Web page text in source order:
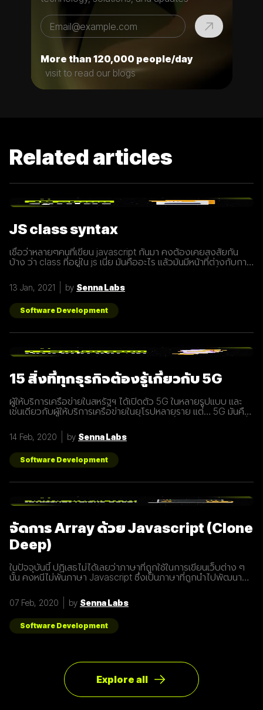
More than 120,000 people/day
visit to read our blogs
Related articles
JS class syntax
เชื่อว่าหลายๆคนที่เขียน javascript กันมา คงต้องเคยสงสัยกัน
บ้าง ว่า class ที่อยู่ใน js เนี่ย มันคืออะไร แล้วมันมีหน้าที่ต่างกับการ
กว่า class เปรียบเสมือนกับ blueprint หรือแบบพิมพ์เขียว ที่
สามารถนำไปสร้างเป็นสิ่งของ( object ) ตาม blueprint หรือแบบ
พิมพ์เขียว( class ) นั้นๆได้ โดยภายใน class
13 Jan, 2021 by Senna Labs
Software Development
15 สิ่งที่ทุกธุรกิจต้องรู้เกี่ยวกับ 5G
ผู้ให้บริการเครือข่ายในสหรัฐฯ ได้เปิดตัว 5G ในหลายรูปแบบ และ
เช่นเดียวกับผู้ให้บริการเครือข่ายในยุโรปหลายราย แต่… 5G มันคือ
ทุกธุรกิจต้องรู้เกี่ยวกับ 5G เพราะเราปฏิเสธไม่ได้เลยว่ามันกำลังจะ
ถูกใช้งานอย่างกว้างขวางขึ้น 1. 5G หรือ Fifth-Generation คือ
ยุคใหม่ของเทคโนโลยีเครือข่ายไร้สายที่จะมาแทนที่ระบบ 4G ที่เราใช้
อยู่ในปัจจุบัน ซึ่งมันไม่ได้ถูกจำกัดแค่มือถือเท่านั้น แต่รวมถึง
อุปกรณ์ทุกชนิดที่เชื่อมต่ออินเตอร์เน็ตได้ 2. 5G คือการพัฒนา 3
ส่วนที่สำคัญที่จะนำมาสู่การเชื่อมต่ออุปกรณ์ไร้สายต่างๆ ขยาย
ตอบสนองที่รวดเร็วขึ้นในระยะเวลาที่น้อยลง ความสามารถในการ
แตกต่างจากระบบ
14 Feb, 2020 by Senna Labs
Software Development
จัดการ Array ด้วย Javascript (Clone
Deep)
ในปัจจุบันนี้ ปฏิเสธไม่ได้เลยว่าภาษาที่ถูกใช้ในการเขียนเว็บต่าง ๆ
นั้น คงหนีไม่พ้นภาษา Javascript ซึ่งเป็นภาษาที่ถูกนำไปพัฒนา
รูปแบบการเขียนภาษา Javascript ที่แตกต่างกัน เราเลยมีแนวทาง
การเขียนที่หลากหลาย มาแบ่งปันเพื่อน ๆ เกี่ยวกับการจัดการ
Array ด้วยภาษา Javascript กัน เรามาดูตัวอย่างกันเลยดีกว่า
โดยปกติแล้วการ copy ค่าจาก value type ธรรมดา สามารถเขียน
ได้ดังนี้
07 Feb, 2020 by Senna Labs
Software Development
Explore all